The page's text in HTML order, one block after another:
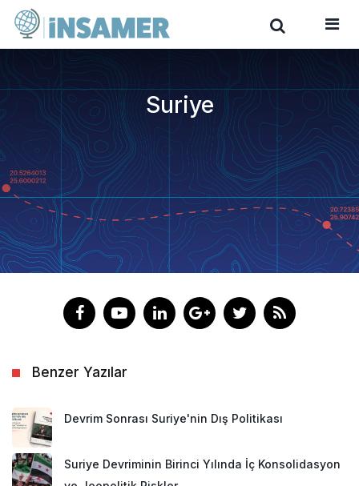
Suriye
Benzer Yazılar
Devrim Sonrası Suriye'nin Dış Politikası
Suriye Devriminin Birinci Yılında İç Konsolidasyon